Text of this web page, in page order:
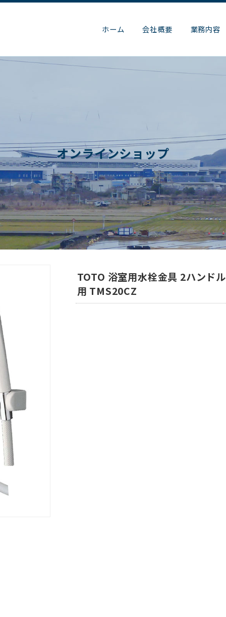
ホーム 会社概要 業務内容
オンラインショップ
TOTO 浴室用水栓金具 2ハンド
用 TMS20CZ